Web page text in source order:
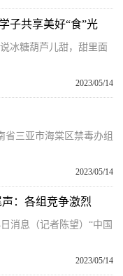
子共享美好“食”光
冰糖葫芦儿甜，甜里面
2023/05/14
省三亚市海棠区禁毒办组
2023/05/14
：各组竞争激烈
消息（记者陈望）“中国
2023/05/14